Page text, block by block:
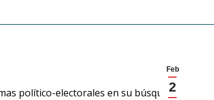
Feb
2
político-electorales en su búsqueda